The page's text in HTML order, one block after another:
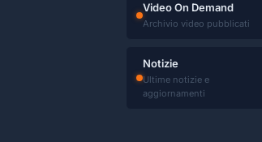
Video On Demand
Archivio video pubblicati
Notizie
Ultime notizie e
aggiornamenti